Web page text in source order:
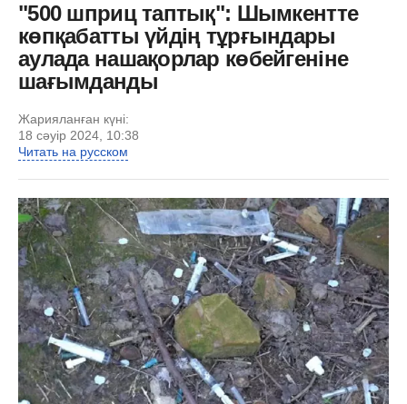
"500 шприц таптық": Шымкентте
көпқабатты үйдің тұрғындары
аулада нашақорлар көбейгеніне
шағымданды
Жарияланған күні:
18 сәуір 2024, 10:38
Читать на русском